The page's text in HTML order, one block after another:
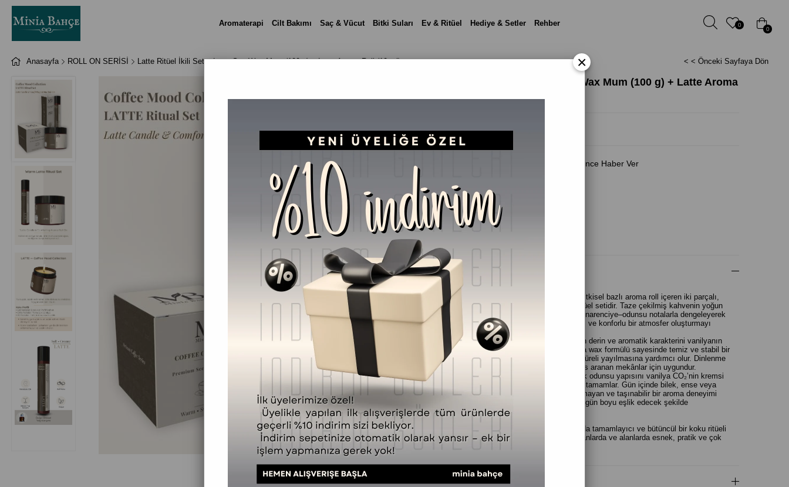
Aromaterapi Cilt Bakımı Saç & Vücut Bitki Suları Ev & Ritüel Hediye & Setler Rehber 0
0
Anasayfa ROLL ON SERİSİ Latte Ritüel İkili Set – Latte Soy Wax Mum (100 g) + Latte Aroma Roll (10 ml) < < Önceki Sayfaya Dön
Latte Ritüel İkili Set – Latte Soy Wax Mum (100 g) + Latte Aroma
Fiyat Düşünce Haber Ver
Kargo Bedava
Ürün Özellikleri
Latte Ritüel İkili Set
, doğal soya wax mum ve bitkisel bazlı aroma roll içeren iki parçalı,
sıcak, yumuşak ve huzurlu karakterli bir koku ritüel setidir. Taze çekilmiş kahvenin yoğun
aromatik yapısını vanilyanın kremsi sıcaklığı ve narenciye–odunsu notalarla dengeleyerek
ev, ofis ve kişisel bakım rutinlerinde sakinleştirici ve konforlu bir atmosfer oluşturmayı
hedefler.
Latte Soy Wax Mum (100 g)
, Arabica kahvesinin derin ve aromatik karakterini vanilyanın
tatlı ve yumuşak dokusuyla birleştirir. Doğal soya wax formülü sayesinde temiz ve stabil bir
yanış sunar; kokunun ortamda dengeli ve uzun süreli yayılmasına yardımcı olur. Dinlenme
alanları, akşam saatleri ve yumuşak bir ambiyans aranan mekânlar için uygundur.
Latte Aroma Roll (10 ml)
, sandal ağacının sıcak odunsu yapısını vanilya CO₂’nin kremsi
tatlılığı ve bergamot kabuğunun hafif ferahlığıyla tamamlar. Gün içinde bilek, ense veya
boyun bölgesine uygulanarak ciltte zarif, ağırlaşmayan ve taşınabilir bir aroma deneyimi
sunar. Sakinleştirici ve dengeli koku karakteriyle gün boyu eşlik edecek şekilde
tasarlanmıştır.
Set içeriğindeki mum ve roll birlikte kullanıldığında tamamlayıcı ve bütüncül bir koku ritüeli
oluşturur. Ayrı ayrı kullanıldığında ise farklı zamanlarda ve alanlarda esnek, pratik ve çok
yönlü kullanım imkânı sağlar.
İçeriğinde Neler Var?
×